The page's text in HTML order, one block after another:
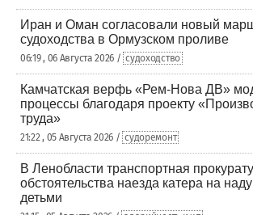
Иран и Оман согласовали новый
судоходства в Ормузском проливе
06:19 , 06 Августа 2026 / судоходство
Камчатская верфь «Рем-Нова ДВ»
процессы благодаря проекту
труда»
21:22 , 05 Августа 2026 / судоремонт
В Ленобласти транспортная
обстоятельства наезда катера на
детьми